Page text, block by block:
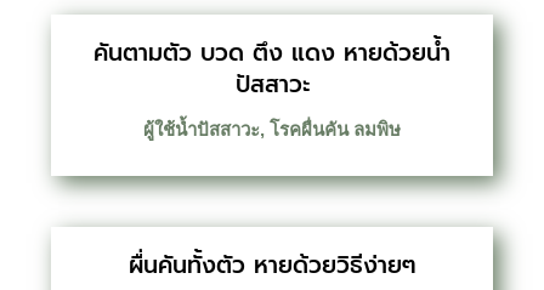
คันตามตัว บวด ตึง แดง หายด้วยน้ำ
ปัสสาวะ
ผู้ใช้น้ำปัสสาวะ, โรคผื่นคัน ลมพิษ
ผื่นคันทั้งตัว หายด้วยวิธีง่ายๆ